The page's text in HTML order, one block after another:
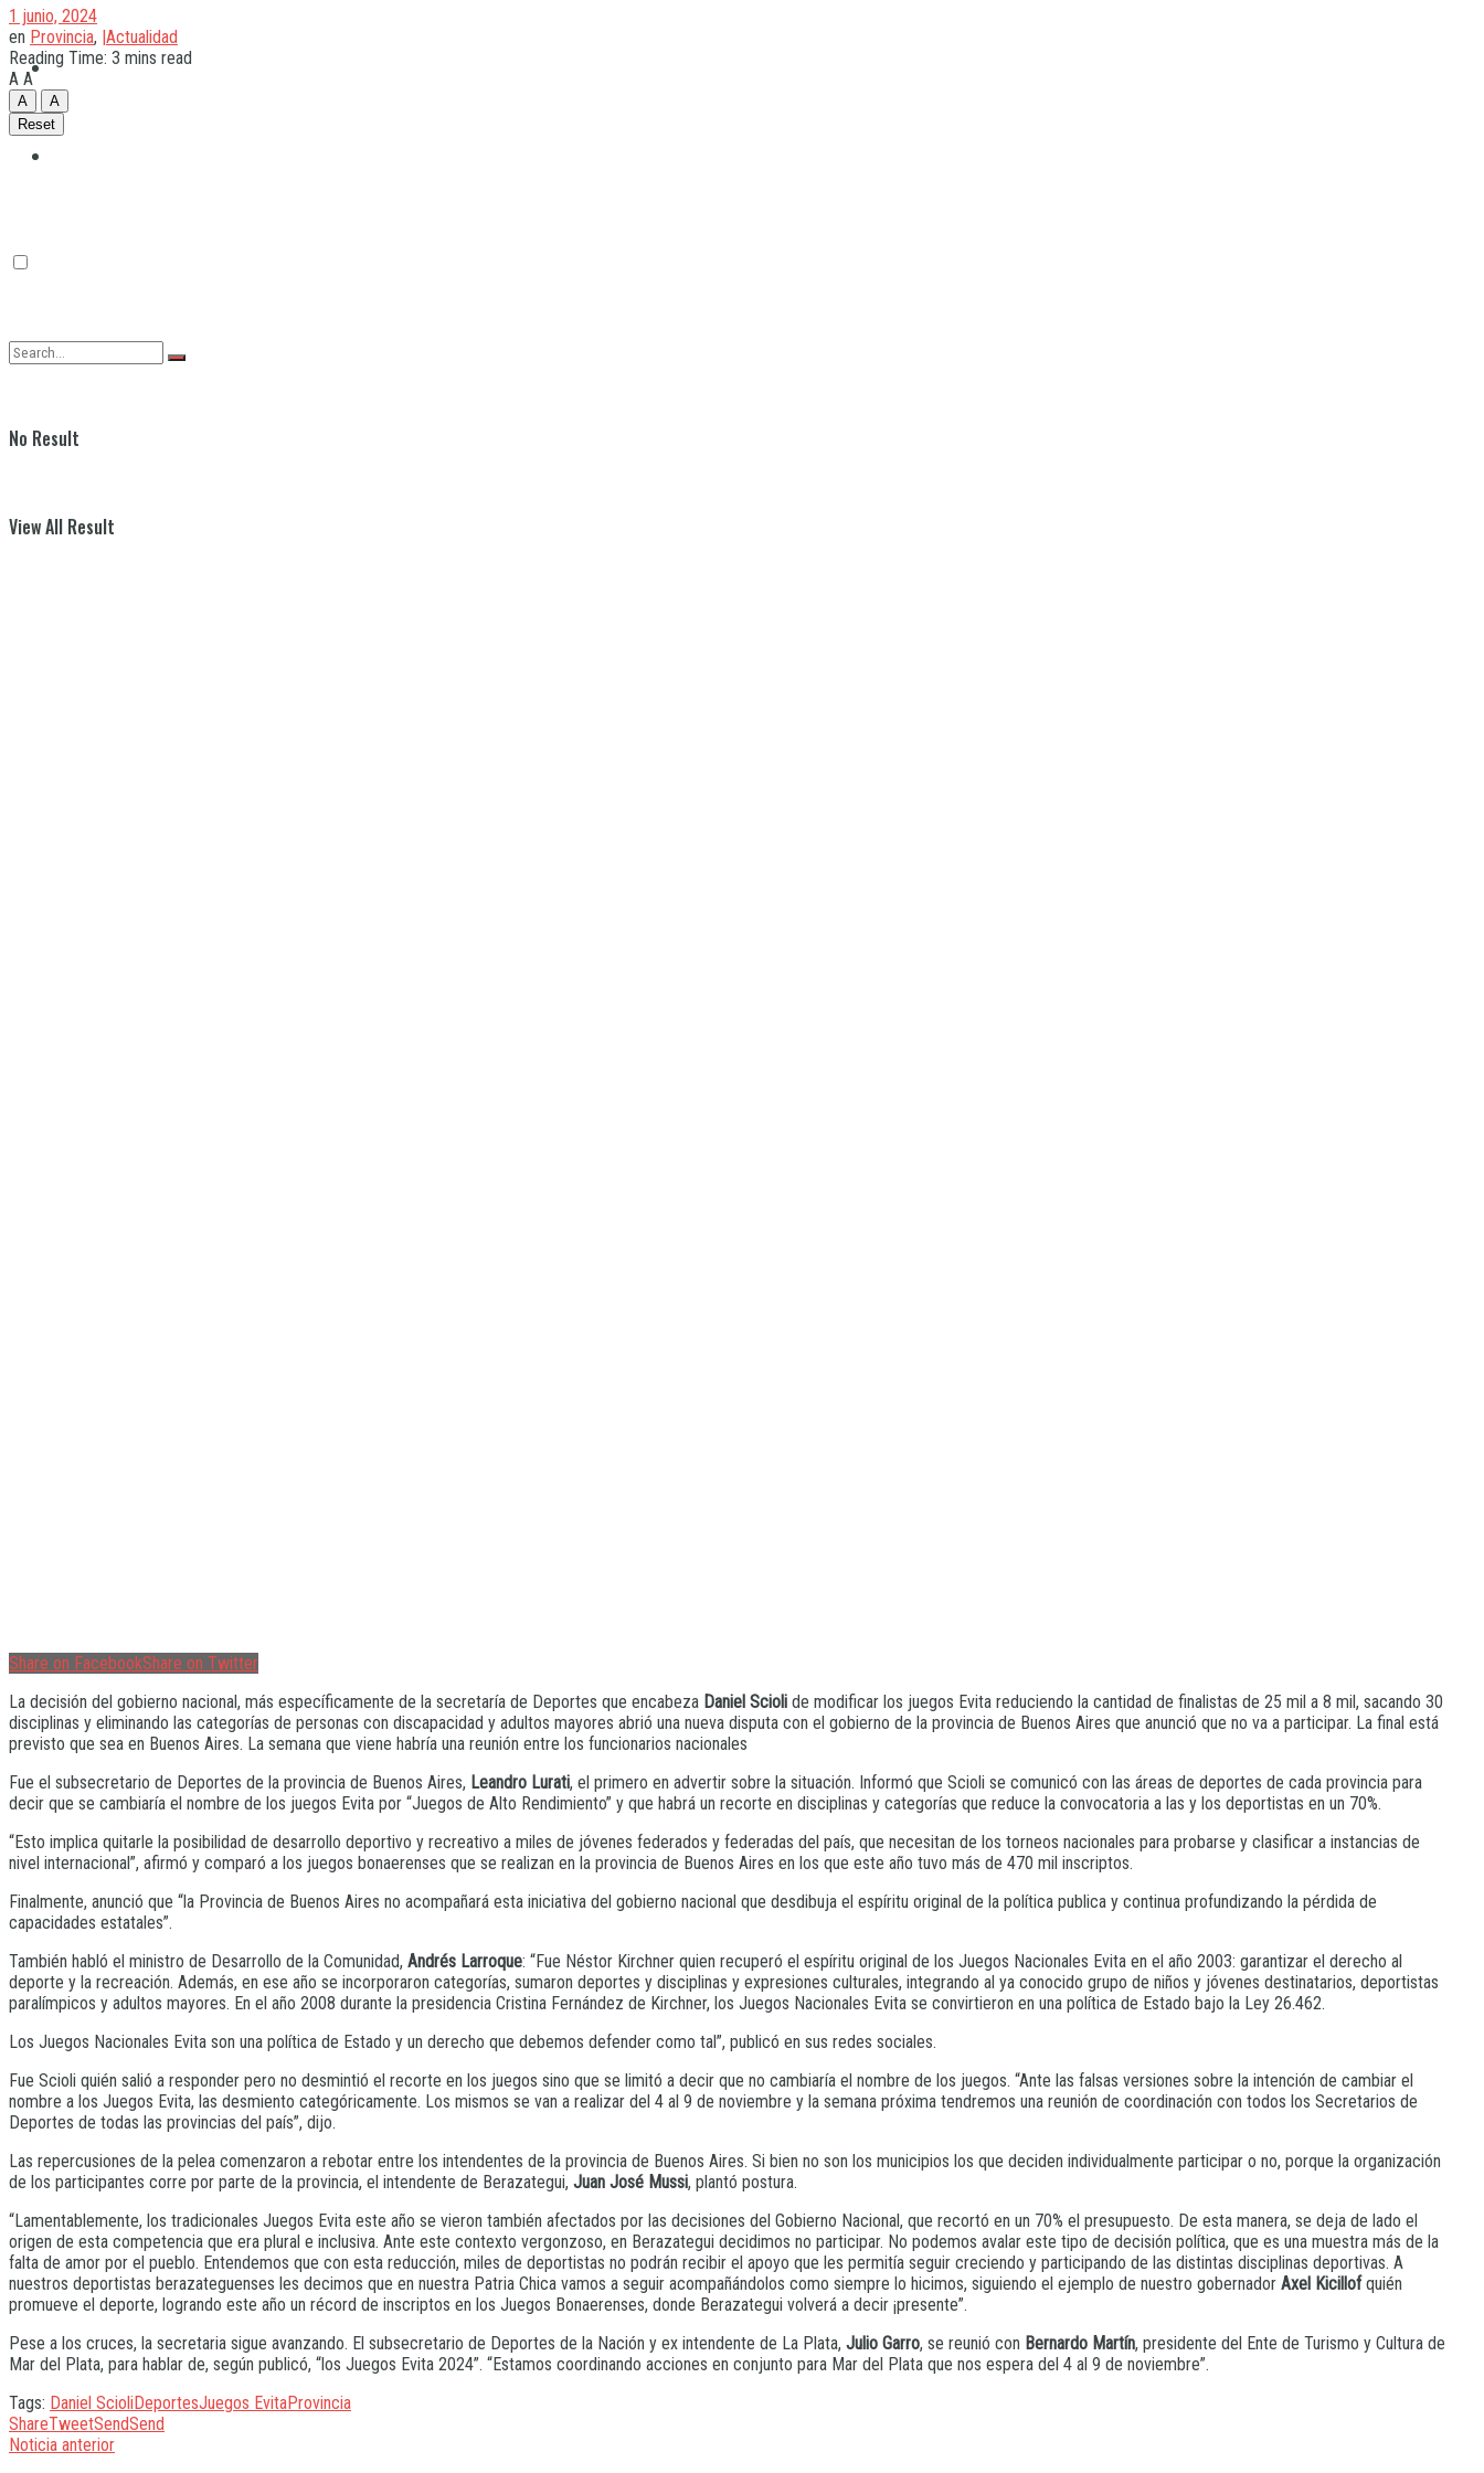
Quilmes
No Result
View All Result
1 junio, 2024
en Provincia, |Actualidad
Reading Time: 3 mins read
A A
A
A
Reset
Share on FacebookShare on Twitter
La decisión del gobierno nacional, más específicamente de la secretaría de Deportes que encabeza Daniel Scioli de modificar los juegos Evita reduciendo la cantidad de finalistas de 25 mil a 8 mil, sacando 30
disciplinas y eliminando las categorías de personas con discapacidad y adultos mayores abrió una nueva disputa con el gobierno de la provincia de Buenos Aires que anunció que no va a participar. La final está
previsto que sea en Buenos Aires. La semana que viene habría una reunión entre los funcionarios nacionales
Fue el subsecretario de Deportes de la provincia de Buenos Aires, Leandro Lurati, el primero en advertir sobre la situación. Informó que Scioli se comunicó con las áreas de deportes de cada provincia para
decir que se cambiaría el nombre de los juegos Evita por “Juegos de Alto Rendimiento” y que habrá un recorte en disciplinas y categorías que reduce la convocatoria a las y los deportistas en un 70%.
“Esto implica quitarle la posibilidad de desarrollo deportivo y recreativo a miles de jóvenes federados y federadas del país, que necesitan de los torneos nacionales para probarse y clasificar a instancias de
nivel internacional”, afirmó y comparó a los juegos bonaerenses que se realizan en la provincia de Buenos Aires en los que este año tuvo más de 470 mil inscriptos.
Finalmente, anunció que “la Provincia de Buenos Aires no acompañará esta iniciativa del gobierno nacional que desdibuja el espíritu original de la política publica y continua profundizando la pérdida de
capacidades estatales”.
También habló el ministro de Desarrollo de la Comunidad, Andrés Larroque: “Fue Néstor Kirchner quien recuperó el espíritu original de los Juegos Nacionales Evita en el año 2003: garantizar el derecho al
deporte y la recreación. Además, en ese año se incorporaron categorías, sumaron deportes y disciplinas y expresiones culturales, integrando al ya conocido grupo de niños y jóvenes destinatarios, deportistas
paralímpicos y adultos mayores. En el año 2008 durante la presidencia Cristina Fernández de Kirchner, los Juegos Nacionales Evita se convirtieron en una política de Estado bajo la Ley 26.462.
Los Juegos Nacionales Evita son una política de Estado y un derecho que debemos defender como tal”, publicó en sus redes sociales.
Fue Scioli quién salió a responder pero no desmintió el recorte en los juegos sino que se limitó a decir que no cambiaría el nombre de los juegos. “Ante las falsas versiones sobre la intención de cambiar el
nombre a los Juegos Evita, las desmiento categóricamente. Los mismos se van a realizar del 4 al 9 de noviembre y la semana próxima tendremos una reunión de coordinación con todos los Secretarios de
Deportes de todas las provincias del país”, dijo.
Las repercusiones de la pelea comenzaron a rebotar entre los intendentes de la provincia de Buenos Aires. Si bien no son los municipios los que deciden individualmente participar o no, porque la organización
de los participantes corre por parte de la provincia, el intendente de Berazategui, Juan José Mussi, plantó postura.
“Lamentablemente, los tradicionales Juegos Evita este año se vieron también afectados por las decisiones del Gobierno Nacional, que recortó en un 70% el presupuesto. De esta manera, se deja de lado el
origen de esta competencia que era plural e inclusiva. Ante este contexto vergonzoso, en Berazategui decidimos no participar. No podemos avalar este tipo de decisión política, que es una muestra más de la
falta de amor por el pueblo. Entendemos que con esta reducción, miles de deportistas no podrán recibir el apoyo que les permitía seguir creciendo y participando de las distintas disciplinas deportivas. A
nuestros deportistas berazateguenses les decimos que en nuestra Patria Chica vamos a seguir acompañándolos como siempre lo hicimos, siguiendo el ejemplo de nuestro gobernador Axel Kicillofquién
promueve el deporte, logrando este año un récord de inscriptos en los Juegos Bonaerenses, donde Berazategui volverá a decir ¡presente”.
Pese a los cruces, la secretaria sigue avanzando. El subsecretario de Deportes de la Nación y ex intendente de La Plata, Julio Garro, se reunió con Bernardo Martín, presidente del Ente de Turismo y Cultura de
Mar del Plata, para hablar de, según publicó, “los Juegos Evita 2024”. “Estamos coordinando acciones en conjunto para Mar del Plata que nos espera del 4 al 9 de noviembre”.
Tags: Daniel ScioliDeportesJuegos EvitaProvincia
ShareTweetSendSend
Noticia anterior